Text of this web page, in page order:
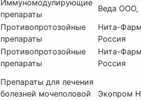
Иммуномодулирующие
препараты
Веда ООО,
Противопротозойные
препараты
Нита-
Россия
Противопротозойные
препараты
Нита-
Россия
Препараты для лечения
болезней мочеполовой
Экопром